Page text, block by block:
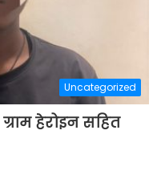
Uncategorized
हेरोइन सहित